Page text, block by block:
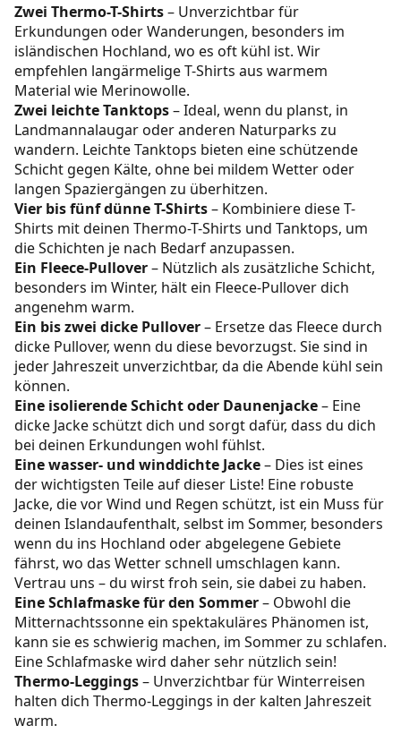
Zwei Thermo-T-Shirts– Unverzichtbar für
Erkundungen oder Wanderungen, besonders im
isländischen Hochland, wo es oft kühl ist. Wir
empfehlen langärmelige T-Shirts aus warmem
Material wie Merinowolle.
Zwei leichte Tanktops– Ideal, wenn du planst, in
Landmannalaugar oder anderen Naturparks zu
wandern. Leichte Tanktops bieten eine schützende
Schicht gegen Kälte, ohne bei mildem Wetter oder
langen Spaziergängen zu überhitzen.
Vier bis fünf dünne T-Shirts– Kombiniere diese T-
Shirts mit deinen Thermo-T-Shirts und Tanktops, um
die Schichten je nach Bedarf anzupassen.
Ein Fleece-Pullover– Nützlich als zusätzliche Schicht,
besonders im Winter, hält ein Fleece-Pullover dich
angenehm warm.
Ein bis zwei dicke Pullover– Ersetze das Fleece durch
dicke Pullover, wenn du diese bevorzugst. Sie sind in
jeder Jahreszeit unverzichtbar, da die Abende kühl sein
können.
Eine isolierende Schicht oder Daunenjacke– Eine
dicke Jacke schützt dich und sorgt dafür, dass du dich
bei deinen Erkundungen wohl fühlst.
Eine wasser- und winddichte Jacke– Dies ist eines
der wichtigsten Teile auf dieser Liste! Eine robuste
Jacke, die vor Wind und Regen schützt, ist ein Muss für
deinen Islandaufenthalt, selbst im Sommer, besonders
wenn du ins Hochland oder abgelegene Gebiete
fährst, wo das Wetter schnell umschlagen kann.
Vertrau uns – du wirst froh sein, sie dabei zu haben.
Eine Schlafmaske für den Sommer– Obwohl die
Mitternachtssonne ein spektakuläres Phänomen ist,
kann sie es schwierig machen, im Sommer zu schlafen.
Eine Schlafmaske wird daher sehr nützlich sein!
Thermo-Leggings– Unverzichtbar für Winterreisen
halten dich Thermo-Leggings in der kalten Jahreszeit
warm.